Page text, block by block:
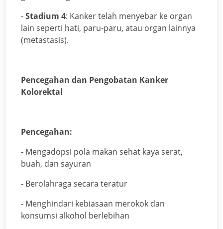
-Stadium 4: Kanker telah menyebar ke organ
lain seperti hati, paru-paru, atau organ lainnya
(metastasis).
Pencegahan dan Pengobatan Kanker
Kolorektal
Pencegahan:
- Mengadopsi pola makan sehat kaya serat,
buah, dan sayuran
- Berolahraga secara teratur
- Menghindari kebiasaan merokok dan
konsumsi alkohol berlebihan